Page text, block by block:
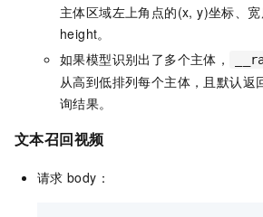
主体区域左上角点的(x, y)坐标、
height。
如果模型识别出了多个主体，
从高到低排列每个主体，且默认返
询结果。
文本召回视频
请求 body：